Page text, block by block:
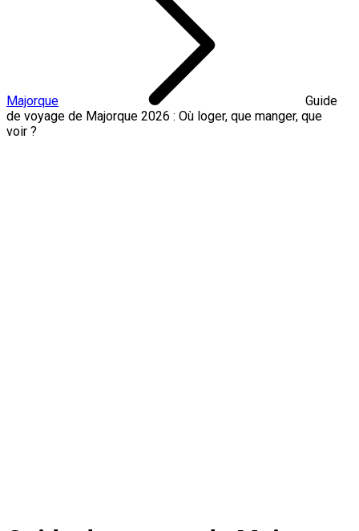
Majorque
Guide
de voyage de Majorque 2026 : Où loger, que manger, que
voir ?